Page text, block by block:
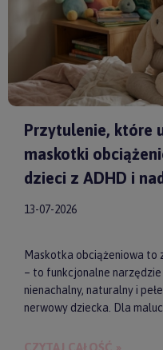
Przytulenie, które
maskotki
dzieci z ADHD i
13-07-2026
Maskotka obciążeniowa to
– to funkcjonalne
nienachalny, naturalny i
nerwowy dziecka. Dla
dociążony przyjaciel może